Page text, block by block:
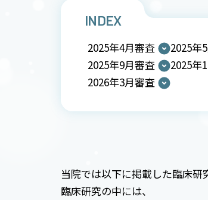
INDEX
2025年4月審査 2025年
2025年9月審査
2025年
2026年3月審査
当院では以下に掲載した臨床研
臨床研究の中には、